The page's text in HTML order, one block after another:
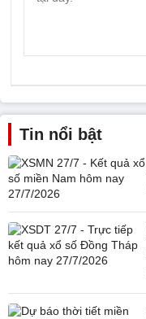
Tin nổi bật